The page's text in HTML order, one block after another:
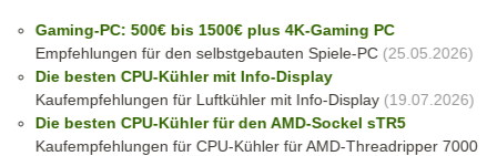
Gaming-PC: 500€ bis 1500€ plus 4K-Gaming PC
Empfehlungen für den selbstgebauten Spiele-PC(25.05.2026)
Die besten CPU-Kühler mit Info-Display
Kaufempfehlungen für Luftkühler mit Info-Display(19.07.2026)
Die besten CPU-Kühler für den AMD-Sockel sTR5
Kaufempfehlungen für CPU-Kühler für AMD-Threadripper 7000